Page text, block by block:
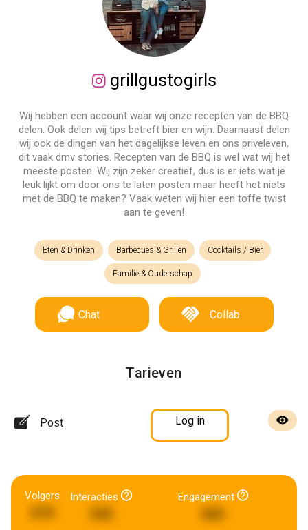
grillgustogirls
Wij hebben een account waar wij onze recepten van de BBQ
delen. Ook delen wij tips betreft bier en wijn. Daarnaast delen
wij ook de dingen van het dagelijkse leven en ons priveleven,
dit vaak dmv stories. Recepten van de BBQ is wel wat wij het
meeste posten. Wij zijn zeker creatief, dus is er iets wat je
leuk lijkt om door ons te laten posten maar heeft het niets
met de BBQ te maken? Vaak weten wij hier een toffe twist
aan te geven!
Eten & Drinken Barbecues & Grillen Cocktails / Bier
Familie & Ouderschap
Chat Collab
Tarieven
Post Log in
Volgers Interacties Engagement